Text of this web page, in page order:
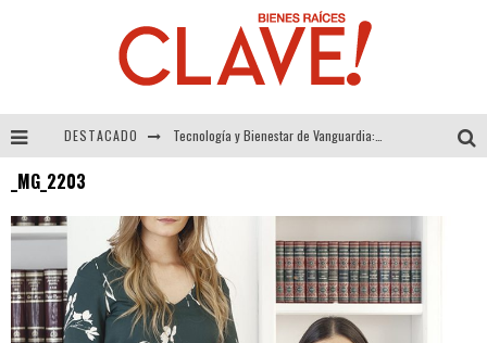
DESTACADO
Alexandra Bedoya – La Constancia detrás de La Paletería
El Despertar de la Calidez: Acabados Dorados de FV para Elevar tu Espacio
_MG_2203